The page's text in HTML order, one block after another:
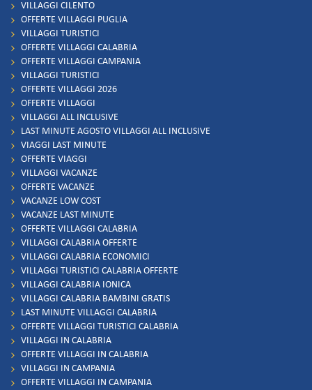
VILLAGGI CILENTO
OFFERTE VILLAGGI PUGLIA
VILLAGGI TURISTICI
OFFERTE VILLAGGI CALABRIA
OFFERTE VILLAGGI CAMPANIA
VILLAGGI TURISTICI
OFFERTE VILLAGGI 2026
OFFERTE VILLAGGI
VILLAGGI ALL INCLUSIVE
LAST MINUTE AGOSTO VILLAGGI ALL INCLUSIVE
VIAGGI LAST MINUTE
OFFERTE VIAGGI
VILLAGGI VACANZE
OFFERTE VACANZE
VACANZE LOW COST
VACANZE LAST MINUTE
OFFERTE VILLAGGI CALABRIA
VILLAGGI CALABRIA OFFERTE
VILLAGGI CALABRIA ECONOMICI
VILLAGGI TURISTICI CALABRIA OFFERTE
VILLAGGI CALABRIA IONICA
VILLAGGI CALABRIA BAMBINI GRATIS
LAST MINUTE VILLAGGI CALABRIA
OFFERTE VILLAGGI TURISTICI CALABRIA
VILLAGGI IN CALABRIA
OFFERTE VILLAGGI IN CALABRIA
VILLAGGI IN CAMPANIA
OFFERTE VILLAGGI IN CAMPANIA